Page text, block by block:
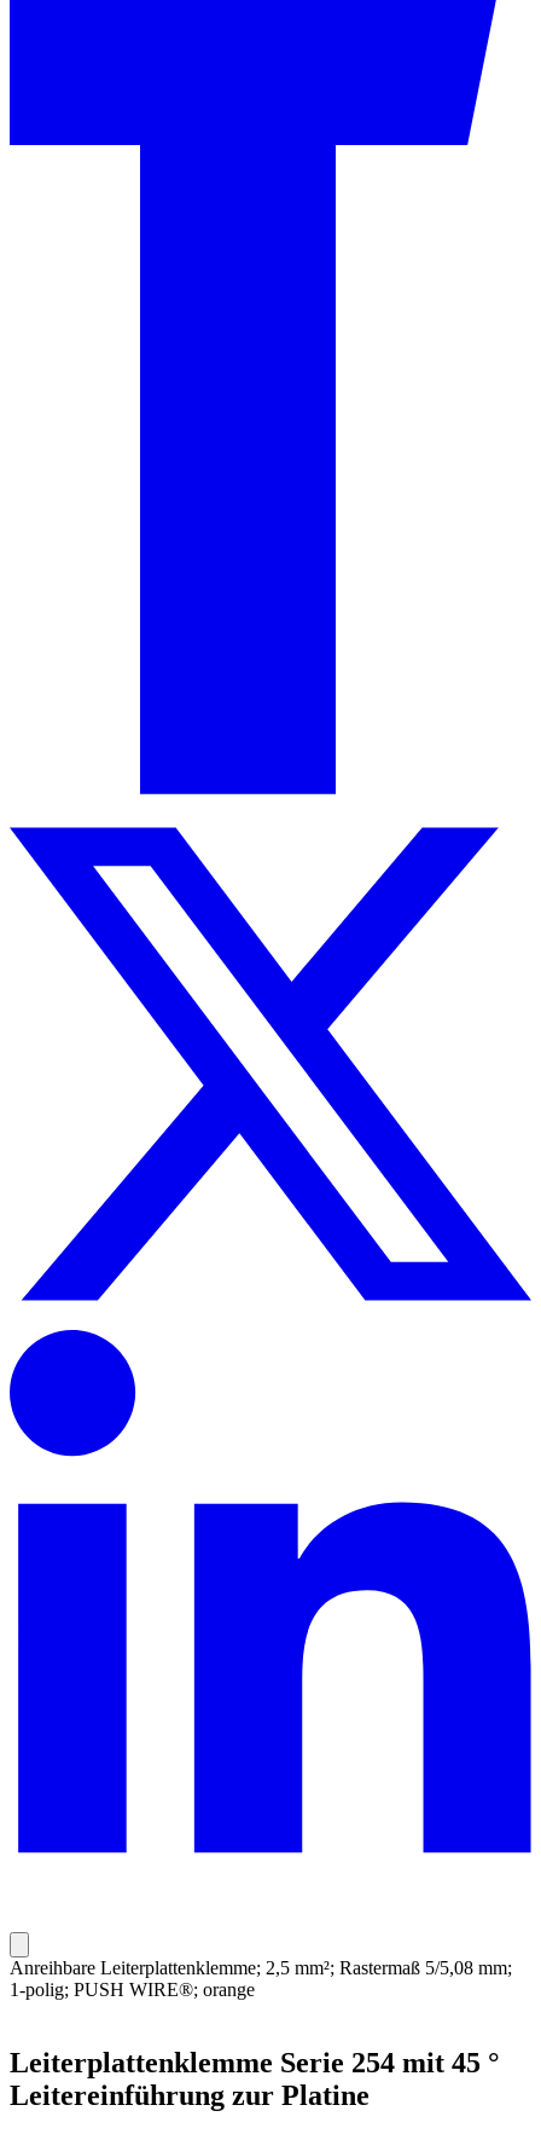
Anreihbare Leiterplattenklemme; 2,5 mm²; Rastermaß 5/5,08 mm;
1-polig; PUSH WIRE®; orange
Leiterplattenklemme Serie 254 mit 45 °
Leitereinführung zur Platine